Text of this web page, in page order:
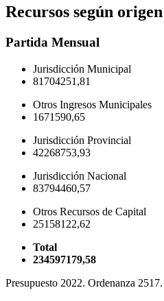
Recursos según origen
Partida Mensual
Jurisdicción Municipal
81704251,81
Otros Ingresos Municipales
1671590,65
Jurisdicción Provincial
42268753,93
Jurisdicción Nacional
83794460,57
Otros Recursos de Capital
25158122,62
Total
234597179,58
Presupuesto 2022. Ordenanza